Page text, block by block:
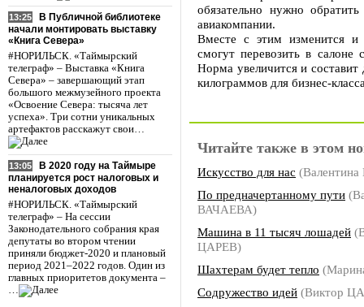
13:25
В Публичной библиотеке
начали монтировать выставку
«Книга Севера»
#НОРИЛЬСК. «Таймырский
телеграф» – Выставка «Книга
Севера» – завершающий этап
большого межмузейного проекта
«Освоение Севера: тысяча лет
успеха». Три сотни уникальных
артефактов расскажут свои…
13:05
В 2020 году на Таймыре
планируется рост налоговых и
неналоговых доходов
#НОРИЛЬСК. «Таймырский
телеграф» – На сессии
Законодательного собрания края
депутаты во втором чтении
приняли бюджет-2020 и плановый
период 2021–2022 годов. Один из
главных приоритетов документа –
…
обязательно нужно
авиакомпании.
Вместе с этим изменится и
смогут перевозить в
Норма увеличится и
килограммов для бизнес-
Читайте также в этом
Искусство для нас
По предначертанному пути
ВАЧАЕВА)
Машина в 11 тысяч лошадей
ЦАРЕВ)
Шахтерам будет тепло
Содружество идей (Виктор